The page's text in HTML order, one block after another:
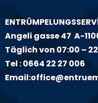
Angeli gasse 47 A-
Täglich von 07:00 –
Tel :0664 22 27 006
Email: